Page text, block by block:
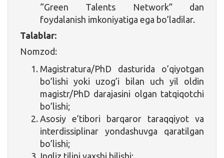
“Green Talents Network” dan
foydalanish imkoniyatiga ega bo’ladilar.
Talablar:
Nomzod:
Magistratura/PhD dasturida o’qiyotgan
bo’lishi yoki uzog’i bilan uch yil oldin
magistr/PhD darajasini olgan tatqiqotchi
bo’lishi;
Asosiy e’tibori barqaror taraqqiyot va
interdissiplinar yondashuvga qaratilgan
bo’lishi;
Ingliz tilini yaxshi bilishi;